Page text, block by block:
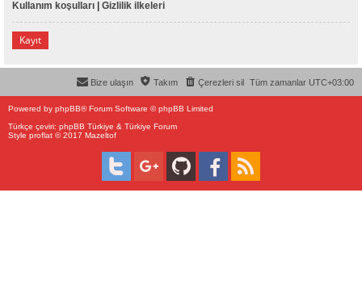
Kullanım koşulları | Gizlilik ilkeleri
Kayıt
Tüm zamanlar UTC+03:00
Çerezleri sil
Takım
Bize ulaşın
Powered by phpBB® Forum Software © phpBB Limited
Türkçe çeviri: phpBB Türkiye & Türkiye Forum
Style proflat © 2017 Mazeltof